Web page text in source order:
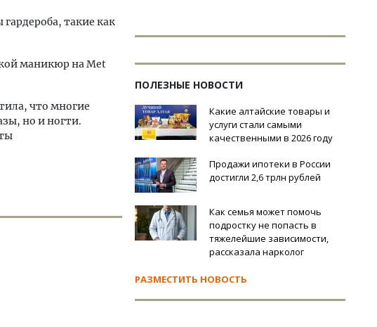
такие как
маникюр на Met
что многие
но и ногти.
ПОЛЕЗНЫЕ НОВОСТИ
Какие алтайские товары и
услуги стали самыми
качественными в 2026 году
Продажи ипотеки в России
достигли 2,6 трлн рублей
Как семья может помочь
подростку не попасть в
тяжелейшие зависимости,
рассказала нарколог
РАЗМЕСТИТЬ НОВОСТЬ